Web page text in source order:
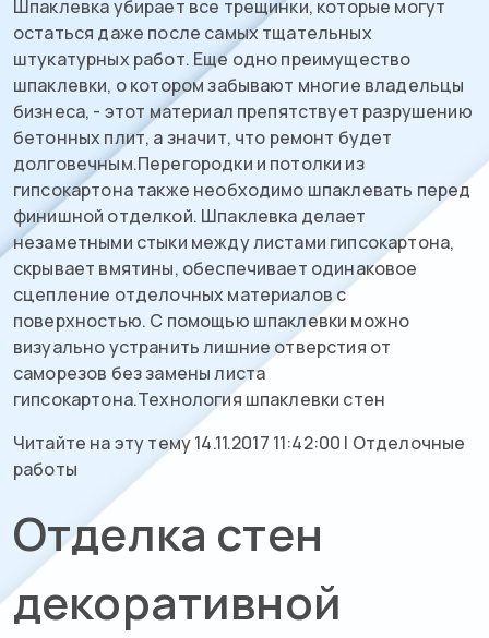
Шпаклевка убирает все трещинки, которые могут
остаться даже после самых тщательных
штукатурных работ. Еще одно преимущество
шпаклевки, о котором забывают многие владельцы
бизнеса, - этот материал препятствует разрушению
бетонных плит, а значит, что ремонт будет
долговечным.Перегородки и потолки из
гипсокартона также необходимо шпаклевать перед
финишной отделкой. Шпаклевка делает
незаметными стыки между листами гипсокартона,
скрывает вмятины, обеспечивает одинаковое
сцепление отделочных материалов с
поверхностью. С помощью шпаклевки можно
визуально устранить лишние отверстия от
саморезов без замены листа
гипсокартона.Технология шпаклевки стен
Читайте на эту тему 14.11.2017 11:42:00 | Отделочные
работы
Отделка стен
декоративной